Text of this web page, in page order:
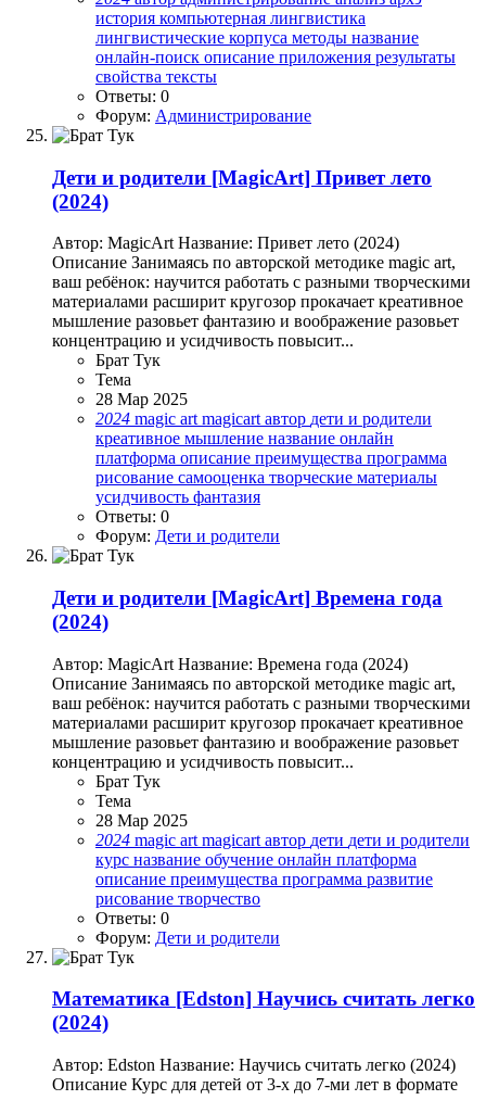
история компьютерная лингвистика
лингвистические корпуса методы название
онлайн-поиск описание приложения результаты
свойства тексты
Ответы: 0
Форум: Администрирование
Дети и родители [MagicArt] Привет лето
(2024)
Автор: MagicArt Название: Привет лето (2024)
Описание Занимаясь по авторской методике magic art,
ваш ребёнок: научится работать с разными творческими
материалами расширит кругозор прокачает креативное
мышление разовьет фантазию и воображение разовьет
концентрацию и усидчивость повысит...
Брат Тук
Тема
28 Мар 2025
2024 magic art magicart автор дети и родители
креативное мышление название онлайн
платформа описание преимущества программа
рисование самооценка творческие материалы
усидчивость фантазия
Ответы: 0
Форум: Дети и родители
Дети и родители [MagicArt] Времена года
(2024)
Автор: MagicArt Название: Времена года (2024)
Описание Занимаясь по авторской методике magic art,
ваш ребёнок: научится работать с разными творческими
материалами расширит кругозор прокачает креативное
мышление разовьет фантазию и воображение разовьет
концентрацию и усидчивость повысит...
Брат Тук
Тема
28 Мар 2025
2024 magic art magicart автор дети дети и родители
курс название обучение онлайн платформа
описание преимущества программа развитие
рисование творчество
Ответы: 0
Форум: Дети и родители
Математика [Edston] Научись считать легко
(2024)
Автор: Edston Название: Научись считать легко (2024)
Описание Курс для детей от 3-х до 7-ми лет в формате